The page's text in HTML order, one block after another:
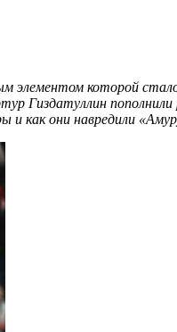
элементом которой
Гиздатуллин пополнили
и как они навредили